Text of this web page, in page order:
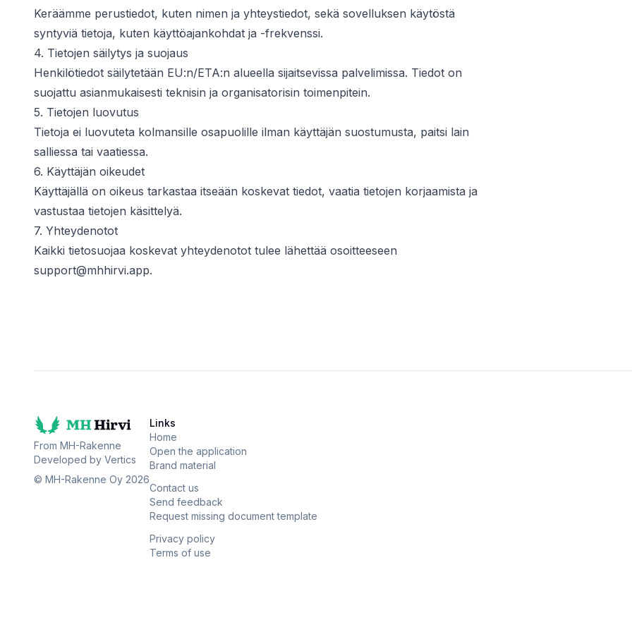
Keräämme perustiedot, kuten nimen ja yhteystiedot, sekä sovelluksen käytöstä
syntyviä tietoja, kuten käyttöajankohdat ja -frekvenssi.
4. Tietojen säilytys ja suojaus
Henkilötiedot säilytetään EU:n/ETA:n alueella sijaitsevissa palvelimissa. Tiedot on
suojattu asianmukaisesti teknisin ja organisatorisin toimenpitein.
5. Tietojen luovutus
Tietoja ei luovuteta kolmansille osapuolille ilman käyttäjän suostumusta, paitsi lain
salliessa tai vaatiessa.
6. Käyttäjän oikeudet
Käyttäjällä on oikeus tarkastaa itseään koskevat tiedot, vaatia tietojen korjaamista ja
vastustaa tietojen käsittelyä.
7. Yhteydenotot
Kaikki tietosuojaa koskevat yhteydenotot tulee lähettää osoitteeseen
support@mhhirvi.app.
From MH-Rakenne
Developed by Vertics
© MH-Rakenne Oy 2026
Links
Home
Open the application
Brand material
Contact us
Send feedback
Request missing document template
Privacy policy
Terms of use